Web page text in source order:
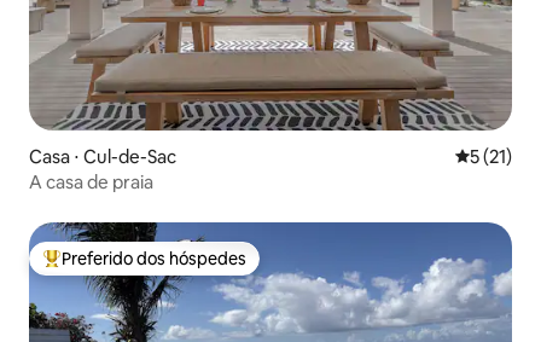
Casa ⋅ Cul-de-Sac 5 de uma
5 (21)
A casa de praia
Entre os melhores preferidos dos hóspedes
Preferido dos hóspedes